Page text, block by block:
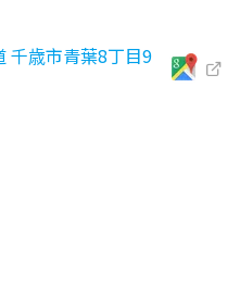
千歳市青葉8丁目9